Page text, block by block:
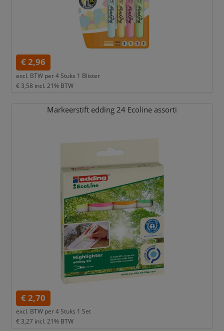
€ 2,96
excl. BTW per4 Stuks 1 Blister
€ 3,58 incl. 21% BTW
Markeerstift edding 24 Ecoline assorti
€ 2,70
excl. BTW per4 Stuks 1 Set
€ 3,27 incl. 21% BTW